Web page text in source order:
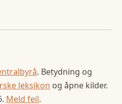
. Betydning og
leksikon og åpne kilder.
. Meld feil.